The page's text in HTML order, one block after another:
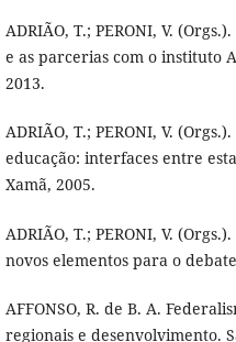
ADRIÃO, T.; PERONI, V.
e as parcerias com o instituto
2013.
ADRIÃO, T.; PERONI, V.
educação: interfaces entre
Xamã, 2005.
ADRIÃO, T.; PERONI, V.
novos elementos para o
AFFONSO, R. de B. A.
regionais e desenvolvimento.